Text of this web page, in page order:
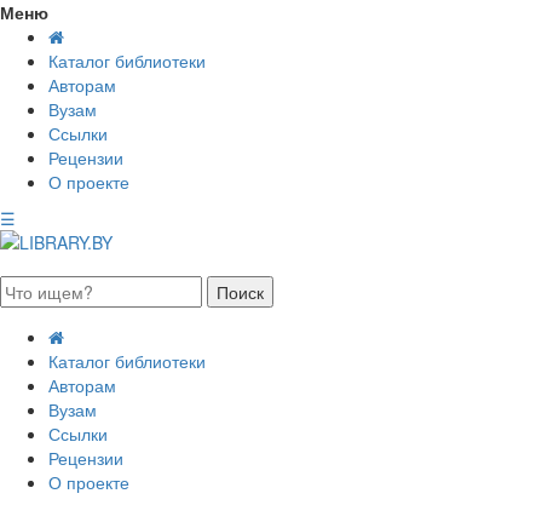
Меню
Каталог библиотеки
Авторам
Вузам
Ссылки
Рецензии
О проекте
☰
Каталог библиотеки
Авторам
Вузам
Ссылки
Рецензии
О проекте